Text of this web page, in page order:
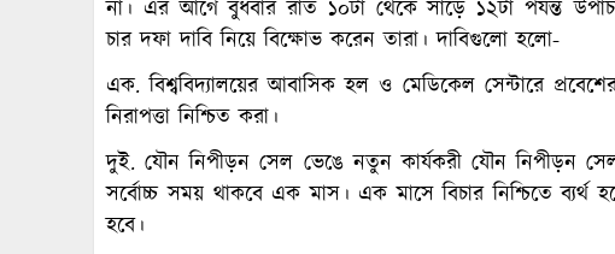
না। এর আগে বুধবার রাত ১০টা থেকে সাড়ে ১২টা পর্যন্ত
চার দফা দাবি নিয়ে বিক্ষোভ করেন তারা। দাবিগুলো হলো-
এক. বিশ্ববিদ্যালয়ের আবাসিক হল ও মেডিকেল সেন্টারে
নিরাপত্তা নিশ্চিত করা।
দুই. যৌন নিপীড়ন সেল ভেঙে নতুন কার্যকরী যৌন নিপীড়ন
সর্বোচ্চ সময় থাকবে এক মাস। এক মাসে বিচার নিশ্চিতে
হবে।